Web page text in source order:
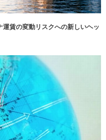
賃の変動リスクへの新しいヘッ